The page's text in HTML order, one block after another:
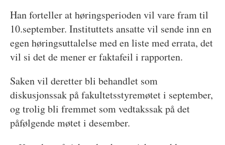
Han forteller at høringsperioden vil vare fram til
10.september. Instituttets ansatte vil sende inn en
egen høringsuttalelse med en liste med errata, det
vil si det de mener er faktafeil i rapporten.
Saken vil deretter bli behandlet som
diskusjonssak på fakultetsstyremøtet i september,
og trolig bli fremmet som vedtakssak på det
påfølgende møtet i desember.